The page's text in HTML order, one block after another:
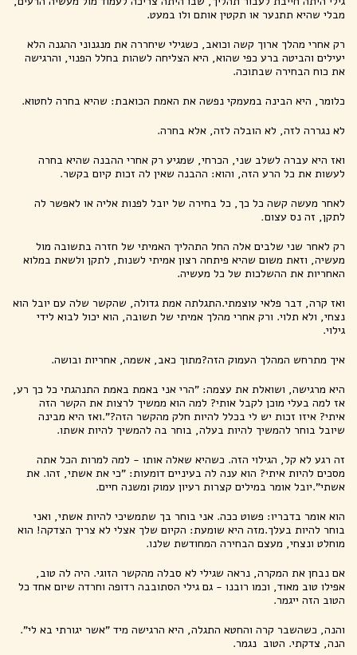
מבלי שהיא תתנער או תקטין אותם ולו במעט.
רק אחרי מהלך ארוך קשה וכואב, כשגילי שיחררה את מנגנוני ההגנה הלא
יעילים והביטה ברע כפי שהוא, היא הצליחה לשהות בחלל הפנוי, והרגישה
את כוח הבחירה שבתוכה.
כלומר, היא הבינה במעמקי נפשה את האמת הכואבת: שהיא בחרה לחטוא.
לא נגררה לזה, לא הובלה לזה, אלא בחרה.
ואז היא עברה לשלב שני, הכרחי, שמגיע רק אחרי ההבנה שהיא בחרה
לעשות את כל הרע הזה, והוא: ההבנה שאין לה זכות קיום בקשר.
לאחר מעשה קשה כל כך, כל בחירה של יובל לפנות אליה או לאפשר לה
לתקן, זה נס עצום.
רק לאחר שני שלבים אלה החל התהליך האמיתי של חזרה בתשובה מול
מעשיה, וזאת משום שהיא פיתחה רצון אמיתי לשנות, לתקן ולשאת במלוא
האחריות את ההשלכות של כל מעשיה.
ואז קרה, דבר פלאי עוצמתי.התגלתה אמת גדולה, שהקשר שלה עם יובל הוא
נצחי, ולא תלוי. ורק אחרי מהלך אמיתי של תשובה, הוא יכול לבוא לידי
גילוי.
איך מתרחש המהלך העמוק הזה?מתוך כאב, אשמה, אחריות ובושה.
היא מרגישה, ושואלת את עצמה: "הרי אני באמת באמת התנהגתי כל כך רע,
אז למה בעלי מוכן לקבל אותי? למה הוא ממשיך לרצות את הקשר הזה
איתי? איזו זכות יש לי בכלל להיות חלק מהקשר הזה?".ואז היא מבינה
שיובל בוחר להמשיך להיות בעלה, בוחר בה להמשיך להיות אשתו.
זה רגע לא קל, הגילוי הזה. כשהיא שאלה אותו - למה למרות הכל אתה
מסכים להיות איתי? הוא ענה לה בעיניים דומעות: "כי את אשתי, זהו. את
אשתי".יובל אומר במילים קצרות רעיון עמוק ומשנה חיים.
הוא אומר בדבריו: פשוט ככה. אני בוחר בך שתמשיכי להיות אשתי, ואני
בוחר להיות בעלך.מזה היא שומעת: הקיום שלך אצלי לא צריך הצדקה! הוא
מוחלט ונצחי, מעצם הבחירה המחודשת שלנו.
אם נבחן את המקרה, נראה שגילי לא סבלה מהקשר הזוגי. היה לה טוב,
אפילו טוב מאוד, וכמו רובנו - גם גילי הסתובבה רדופה וחרדה שיום אחד כל
הטוב הזה ייגמר.
והנה, כשהשבר קרה והחטא התגלה, היא הרגישה מיד "אשר יגורתי בא לי".
הנה, צדקתי. הטוב נגמר.